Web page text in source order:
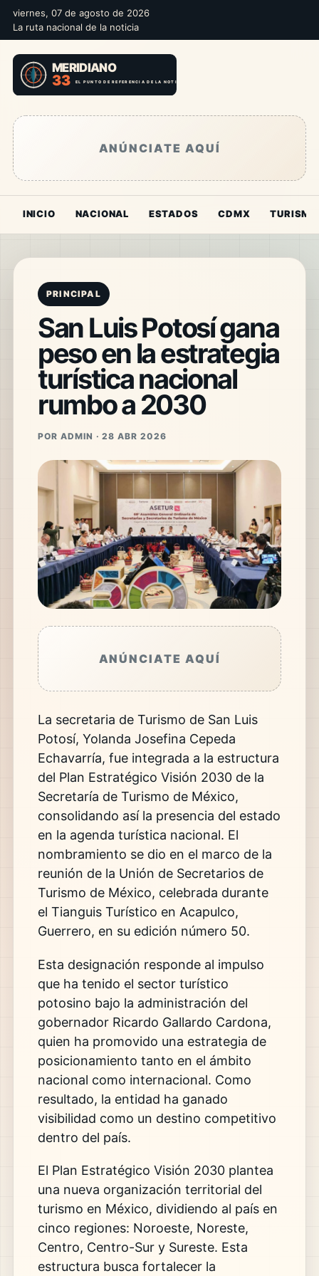
viernes, 07 de agosto de 2026
La ruta nacional de la noticia
ANÚNCIATE AQUÍ
INICIO NACIONAL ESTADOS CDMX TURISMO
PRINCIPAL
San Luis Potosí gana
peso en la estrategia
turística nacional
rumbo a 2030
POR ADMIN · 28 ABR 2026
ANÚNCIATE AQUÍ
La secretaria de Turismo de San Luis
Potosí, Yolanda Josefina Cepeda
Echavarría, fue integrada a la estructura
del Plan Estratégico Visión 2030 de la
Secretaría de Turismo de México,
consolidando así la presencia del estado
en la agenda turística nacional. El
nombramiento se dio en el marco de la
reunión de la Unión de Secretarios de
Turismo de México, celebrada durante
el Tianguis Turístico en Acapulco,
Guerrero, en su edición número 50.
Esta designación responde al impulso
que ha tenido el sector turístico
potosino bajo la administración del
gobernador Ricardo Gallardo Cardona,
quien ha promovido una estrategia de
posicionamiento tanto en el ámbito
nacional como internacional. Como
resultado, la entidad ha ganado
visibilidad como un destino competitivo
dentro del país.
El Plan Estratégico Visión 2030 plantea
una nueva organización territorial del
turismo en México, dividiendo al país en
cinco regiones: Noroeste, Noreste,
Centro, Centro-Sur y Sureste. Esta
estructura busca fortalecer la